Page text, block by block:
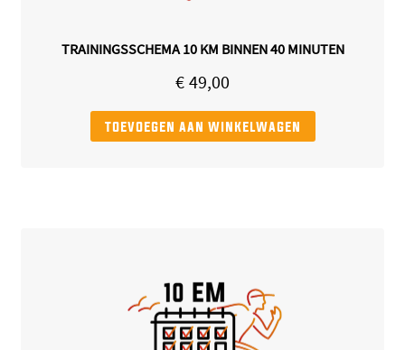
TRAININGSSCHEMA 10 KM BINNEN 40 MINUTEN
€ 49,00
toevoegen aan winkelwagen